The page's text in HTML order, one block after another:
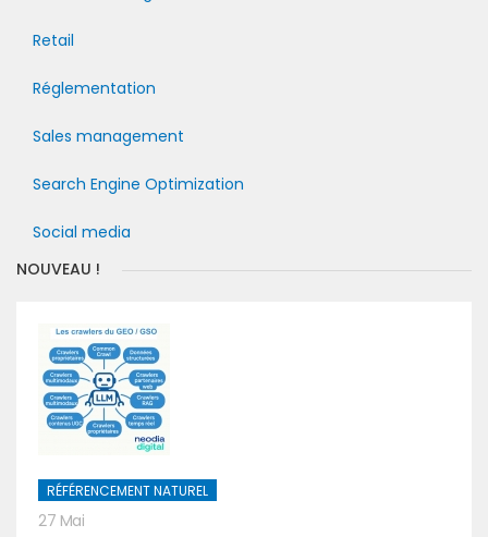
Retail
Réglementation
Sales management
Search Engine Optimization
Social media
NOUVEAU !
RÉFÉRENCEMENT NATUREL
27 Mai